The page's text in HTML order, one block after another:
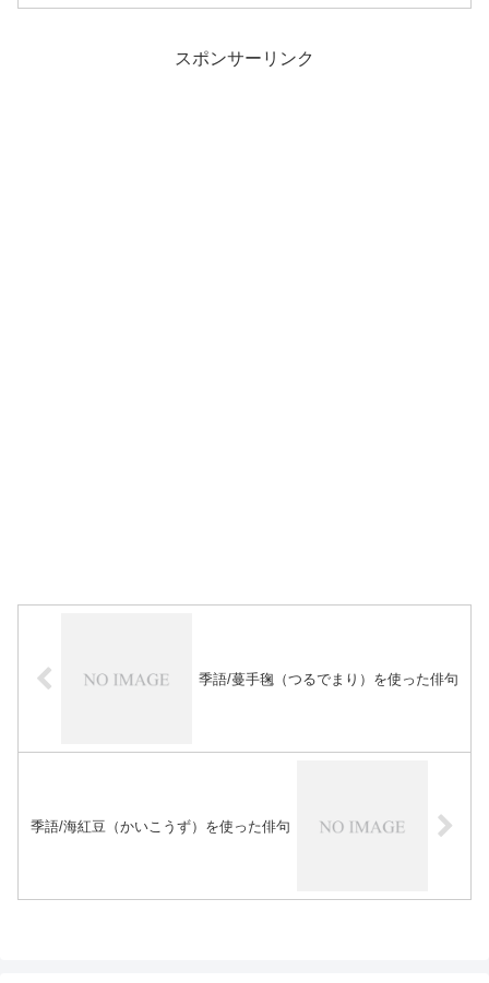
スポンサーリンク
季語/蔓手毱（つるでまり）を使った俳句
季語/海紅豆（かいこうず）を使った俳句